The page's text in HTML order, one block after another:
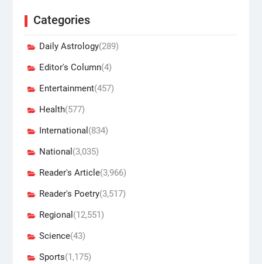
Categories
Daily Astrology(289)
Editor's Column(4)
Entertainment(457)
Health(577)
International (834)
National (3,035)
Reader's Article(3,966)
Reader's Poetry(3,517)
Regional (12,551)
Science(43)
Sports(1,175)